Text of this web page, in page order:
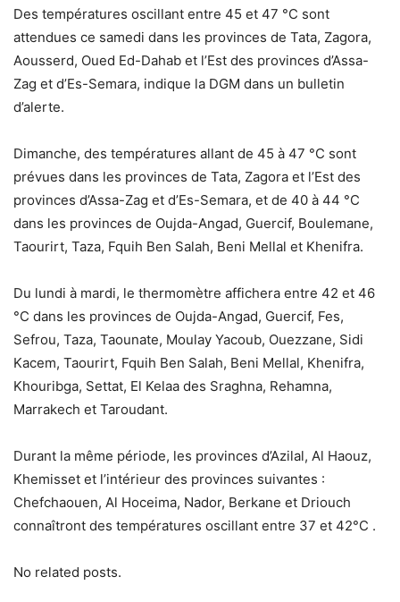
Des températures oscillant entre 45 et 47 °C sont
attendues ce samedi dans les provinces de Tata, Zagora,
Aousserd, Oued Ed-Dahab et l’Est des provinces d’Assa-
Zag et d’Es-Semara, indique la DGM dans un bulletin
d’alerte.
Dimanche, des températures allant de 45 à 47 °C sont
prévues dans les provinces de Tata, Zagora et l’Est des
provinces d’Assa-Zag et d’Es-Semara, et de 40 à 44 °C
dans les provinces de Oujda-Angad, Guercif, Boulemane,
Taourirt, Taza, Fquih Ben Salah, Beni Mellal et Khenifra.
Du lundi à mardi, le thermomètre affichera entre 42 et 46
°C dans les provinces de Oujda-Angad, Guercif, Fes,
Sefrou, Taza, Taounate, Moulay Yacoub, Ouezzane, Sidi
Kacem, Taourirt, Fquih Ben Salah, Beni Mellal, Khenifra,
Khouribga, Settat, El Kelaa des Sraghna, Rehamna,
Marrakech et Taroudant.
Durant la même période, les provinces d’Azilal, Al Haouz,
Khemisset et l’intérieur des provinces suivantes :
Chefchaouen, Al Hoceima, Nador, Berkane et Driouch
connaîtront des températures oscillant entre 37 et 42°C .
No related posts.